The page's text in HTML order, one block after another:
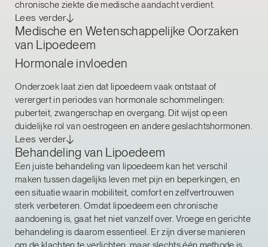
chronische ziekte die medische aandacht verdient.
Lees verder
Medische en Wetenschappelijke Oorzaken
van Lipoedeem
Hormonale invloeden
Onderzoek laat zien dat lipoedeem vaak ontstaat of
verergert in periodes van hormonale schommelingen:
puberteit, zwangerschap en overgang. Dit wijst op een
duidelijke rol van oestrogeen en andere geslachtshormonen.
Lees verder
Behandeling van Lipoedeem
Een juiste behandeling van lipoedeem kan het verschil
maken tussen dagelijks leven met pijn en beperkingen, en
een situatie waarin mobiliteit, comfort en zelfvertrouwen
sterk verbeteren. Omdat lipoedeem een chronische
aandoening is, gaat het niet vanzelf over. Vroege en gerichte
behandeling is daarom essentieel. Er zijn diverse manieren